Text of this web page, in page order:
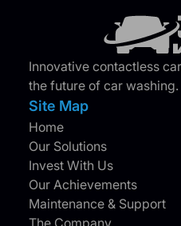
Innovative contactless
the future of car washing.
Site Map
Home
Our Solutions
Invest With Us
Our Achievements
Maintenance & Support
The Company